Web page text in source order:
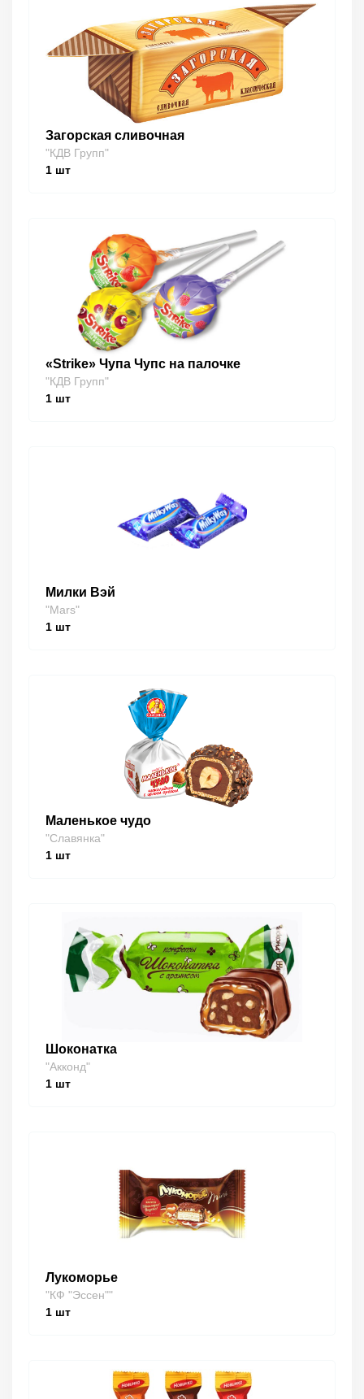
Загорская сливочная
"КДВ Групп"
1 шт
«Strike» Чупа Чупс на палочке
"КДВ Групп"
1 шт
Милки Вэй
"Mars"
1 шт
Маленькое чудо
"Славянка"
1 шт
Шоконатка
"Акконд"
1 шт
Лукоморье
"КФ "Эссен""
1 шт